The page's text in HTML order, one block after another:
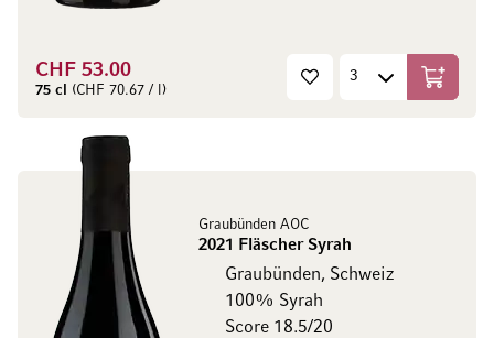
CHF 53.00
75 cl (CHF 70.67 / l) In den
Graubünden AOC
2021 Fläscher Syrah
Graubünden, Schweiz
100% Syrah
Score 18.5/20